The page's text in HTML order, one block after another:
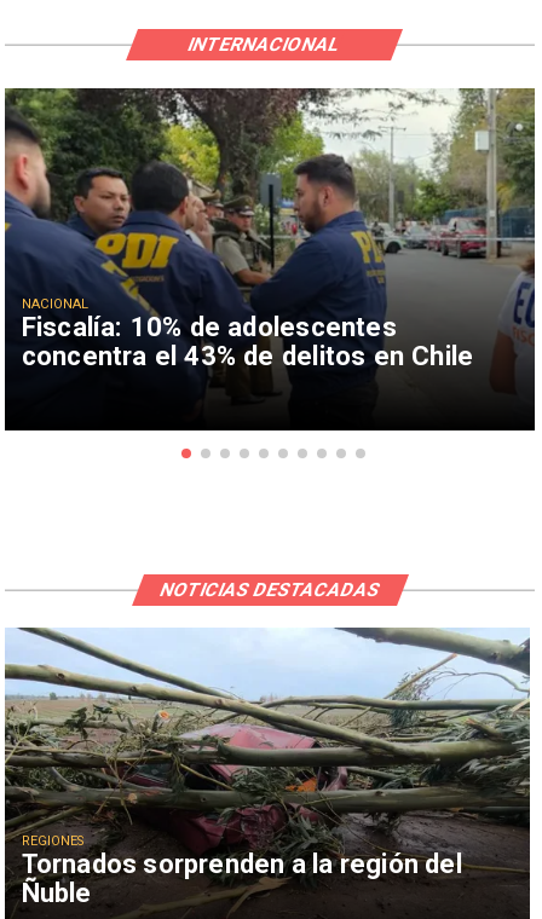
Fiscalía: 10% de adolescentes
concentra el 43% de delitos en Chile
NACIONAL
INTERNACIONAL
Tornados sorprenden a la región del
Ñuble
REGIONES
NOTICIAS DESTACADAS